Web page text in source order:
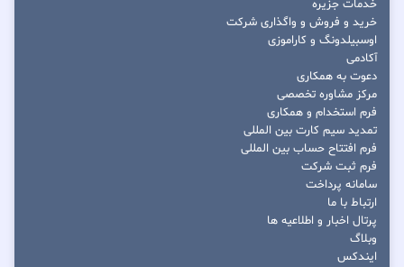
خدمات جزیره
خرید و فروش و واگذاری شرکت
اوسبیلدونگ و کاراموزی
آکادمی
دعوت به همکاری
مرکز مشاوره تخصصی
فرم استخدام و همکاری
تمدید سیم کارت بین المللی
فرم افتتاح حساب بین المللی
فرم ثبت شرکت
سامانه پرداخت
ارتباط با ما
پرتال اخبار و اطلاعیه ها
وبلاگ
ایندکس